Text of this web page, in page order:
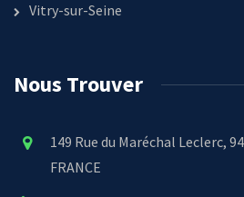
Vitry-sur-Seine
Nous Trouver
149 Rue du Maréchal Leclerc,
FRANCE